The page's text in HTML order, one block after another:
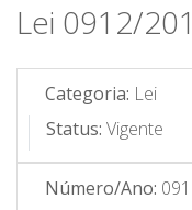
Lei 0912/
Categoria: Lei
Status: Vigente
Número/Ano: